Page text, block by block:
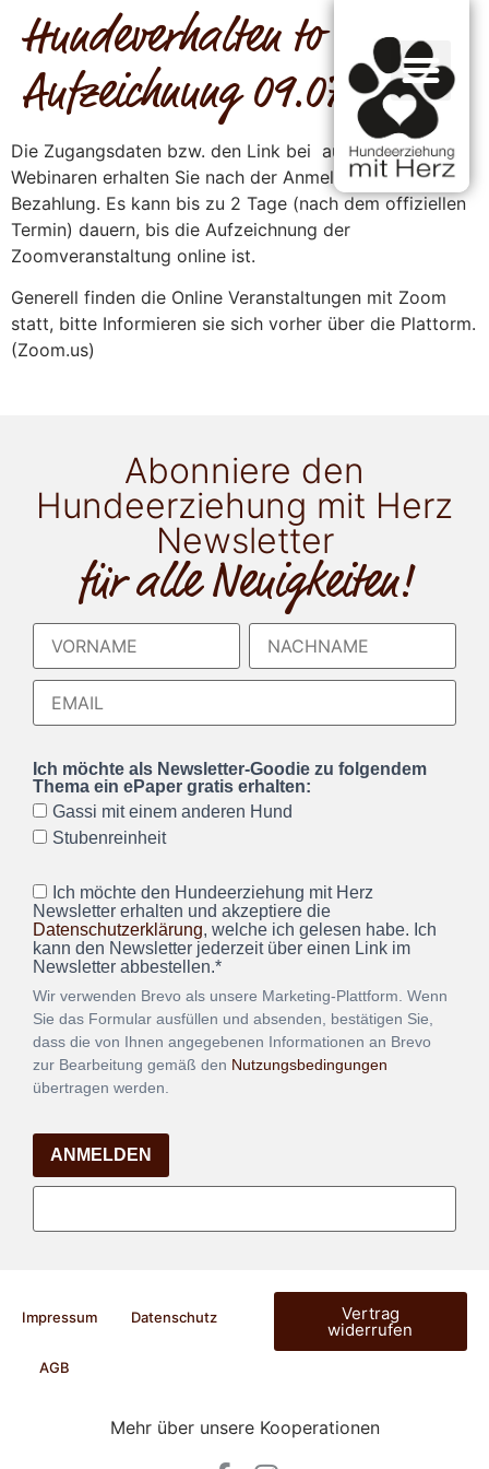
Hundeverhalten to Go –
Aufzeichnung 09.07
Die Zugangsdaten bzw. den Link bei aufgezeichneten
Webinaren erhalten Sie nach der Anmeldung und
Bezahlung. Es kann bis zu 2 Tage (nach dem offiziellen
Termin) dauern, bis die Aufzeichnung der
Zoomveranstaltung online ist.
Generell finden die Online Veranstaltungen mit Zoom
statt, bitte Informieren sie sich vorher über die Plattorm.
(Zoom.us)
Abonniere den
Hundeerziehung mit Herz
Newsletter
für alle Neuigkeiten!
Ich möchte als Newsletter-Goodie zu folgendem
Thema ein ePaper gratis erhalten:
Gassi mit einem anderen Hund
Stubenreinheit
Ich möchte den Hundeerziehung mit Herz
Newsletter erhalten und akzeptiere die
Datenschutzerklärung, welche ich gelesen habe. Ich
kann den Newsletter jederzeit über einen Link im
Newsletter abbestellen.*
Wir verwenden Brevo als unsere Marketing-Plattform. Wenn
Sie das Formular ausfüllen und absenden, bestätigen Sie,
dass die von Ihnen angegebenen Informationen an Brevo
zur Bearbeitung gemäß den Nutzungsbedingungen
übertragen werden.
ANMELDEN
Impressum Datenschutz
AGB
Vertrag
widerrufen
Mehr über unsere Kooperationen